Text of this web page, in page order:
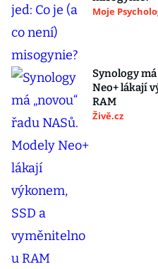
Moje
Synology
Neo+ lákají
RAM
Živě.cz